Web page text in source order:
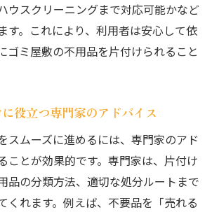
ウスクリーニングまで対応可能かなど
す。これにより、利用者は安心して依
ゴミ屋敷の不用品を片付けられること
役立つ専門家のアドバイス
スムーズに進めるには、専門家のアド
ことが効果的です。専門家は、片付け
品の分類方法、適切な処分ルートまで
くれます。例えば、不要品を「売れる